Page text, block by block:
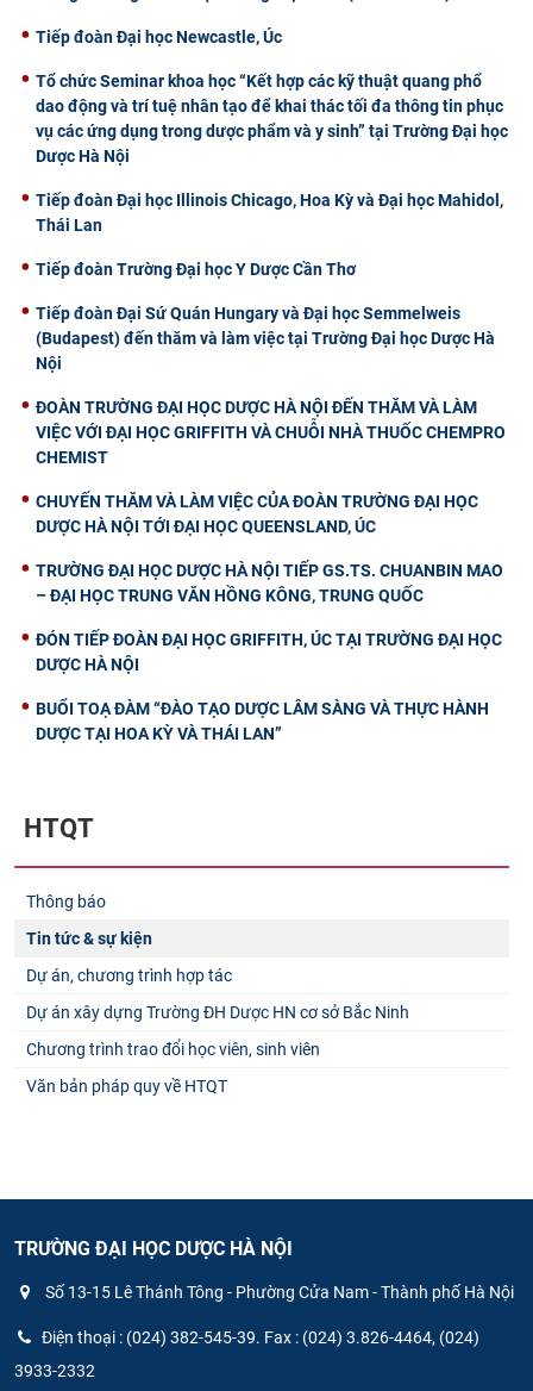
Tiếp đoàn Đại học Newcastle, Úc
Tổ chức Seminar khoa học “Kết hợp các kỹ thuật quang phổ
dao động và trí tuệ nhân tạo để khai thác tối đa thông tin phục
vụ các ứng dụng trong dược phẩm và y sinh” tại Trường Đại học
Dược Hà Nội
Tiếp đoàn Đại học Illinois Chicago, Hoa Kỳ và Đại học Mahidol,
Thái Lan
Tiếp đoàn Trường Đại học Y Dược Cần Thơ
Tiếp đoàn Đại Sứ Quán Hungary và Đại học Semmelweis
(Budapest) đến thăm và làm việc tại Trường Đại học Dược Hà
Nội
ĐOÀN TRƯỜNG ĐẠI HỌC DƯỢC HÀ NỘI ĐẾN THĂM VÀ LÀM
VIỆC VỚI ĐẠI HỌC GRIFFITH VÀ CHUỖI NHÀ THUỐC CHEMPRO
CHEMIST
CHUYẾN THĂM VÀ LÀM VIỆC CỦA ĐOÀN TRƯỜNG ĐẠI HỌC
DƯỢC HÀ NỘI TỚI ĐẠI HỌC QUEENSLAND, ÚC
TRƯỜNG ĐẠI HỌC DƯỢC HÀ NỘI TIẾP GS.TS. CHUANBIN MAO
– ĐẠI HỌC TRUNG VĂN HỒNG KÔNG, TRUNG QUỐC
ĐÓN TIẾP ĐOÀN ĐẠI HỌC GRIFFITH, ÚC TẠI TRƯỜNG ĐẠI HỌC
DƯỢC HÀ NỘI
BUỔI TOẠ ĐÀM “ĐÀO TẠO DƯỢC LÂM SÀNG VÀ THỰC HÀNH
DƯỢC TẠI HOA KỲ VÀ THÁI LAN”
HTQT
Thông báo
Tin tức & sự kiện
Dự án, chương trình hợp tác
Dự án xây dựng Trường ĐH Dược HN cơ sở Bắc Ninh
Chương trình trao đổi học viên, sinh viên
Văn bản pháp quy về HTQT
TRƯỜNG ĐẠI HỌC DƯỢC HÀ NỘI
Số 13-15 Lê Thánh Tông - Phường Cửa Nam - Thành phố Hà Nội
Điện thoại : (024) 382-545-39. Fax : (024) 3.826-4464, (024)
3933-2332